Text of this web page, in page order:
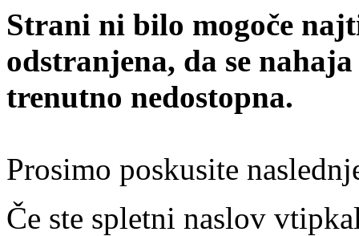
Strani ni bilo mogoče
odstranjena, da se
trenutno nedostopna.
Prosimo poskusite
Če ste spletni naslov